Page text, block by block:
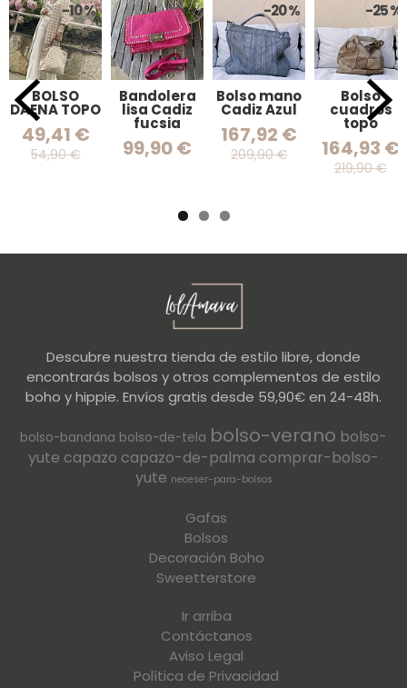
-10 %
BOLSO
DAENA TOPO
49,41 €
54,90 €
Bandolera
lisa Cadiz
fucsia
99,90 €
-20 %
Bolso mano
Cadiz Azul
167,92 €
209,90 €
-25 %
Bolso
cuadros
topo
164,93 €
219,90 €
Descubre nuestra tienda de estilo libre, donde
encontrarás bolsos y otros complementos de estilo
boho y hippie. Envíos gratis desde 59,90€ en 24-48h.
bolso-bandana bolso-de-tela bolso-verano bolso-
yute capazo capazo-de-palma comprar-bolso-
yute neceser-para-bolsos
Gafas
Bolsos
Decoración Boho
Sweetterstore
Ir arriba
Contáctanos
Aviso Legal
Política de Privacidad